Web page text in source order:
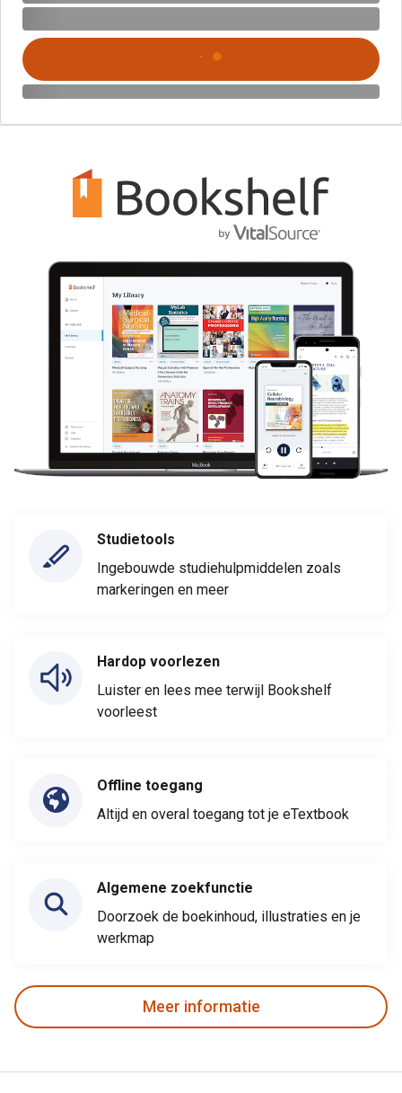
Studietools
Ingebouwde studiehulpmiddelen zoals
markeringen en meer
Hardop voorlezen
Luister en lees mee terwijl Bookshelf
voorleest
Offline toegang
Altijd en overal toegang tot je eTextbook
Algemene zoekfunctie
Doorzoek de boekinhoud, illustraties en je
werkmap
Meer informatie